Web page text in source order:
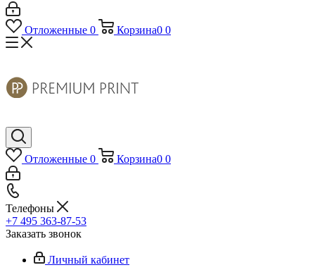
Отложенные 0 Корзина0 0
Отложенные 0 Корзина0 0
Телефоны
+7 495 363-87-53
Заказать звонок
Личный кабинет